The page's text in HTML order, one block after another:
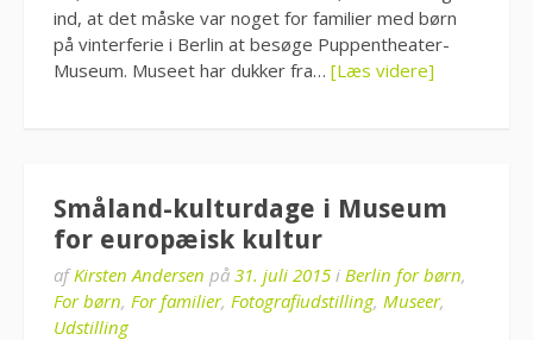
ind, at det måske var noget for familier med børn
på vinterferie i Berlin at besøge Puppentheater-
Museum. Museet har dukker fra… [Læs videre]
Småland-kulturdage i Museum
for europæisk kultur
afKirsten Andersen på 31. juli 2015 i Berlin for børn,
For børn, For familier, Fotografiudstilling, Museer,
Udstilling